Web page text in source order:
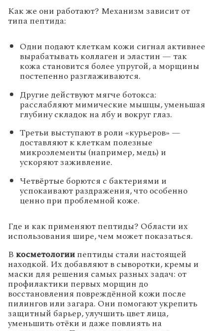
Какже они работают? Механизм зависитот
типапептида:
Одни подаютклеткам кожи сигнал активнее
вырабатыватьколлаген и эластин — так
кожастановится болееупругой,аморщины
постепенноразглаживаются.
Другие действуютмягче ботокса:
расслабляютмимические мышцы,уменьшая
глубинускладокналбуи вокругглаз.
Третьи выступаютвроли«курьеров» —
доставляюткклеткам полезные
микроэлементы (например,медь) и
ускоряютзаживление.
Четвёртые борются с бактериями и
успокаиваютраздражения,чтоособенно
ценнопри проблемной коже.
Где и какприменяютпептиды? Области их
использования шире,чем можетпоказаться.
В косметологиипептиды стали настоящей
находкой. Их добавляютвсыворотки,кремы и
маски для решения самых разных задач: от
профилактики первых морщин до
восстановления повреждённой кожи после
пилинговили загара. Они помогаютукрепить
защитный барьер,улучшитьцветлица,
уменьшитьотёки и даже повлиятьна